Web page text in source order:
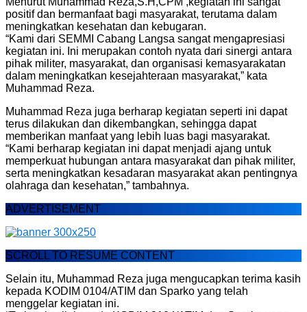
positif dan bermanfaat bagi masyarakat, terutama dalam
meningkatkan kesehatan dan kebugaran.
“Kami dari SEMMI Cabang Langsa sangat mengapresiasi
kegiatan ini. Ini merupakan contoh nyata dari sinergi antara
pihak militer, masyarakat, dan organisasi kemasyarakatan
dalam meningkatkan kesejahteraan masyarakat,” kata
Muhammad Reza.
Muhammad Reza juga berharap kegiatan seperti ini dapat
terus dilakukan dan dikembangkan, sehingga dapat
memberikan manfaat yang lebih luas bagi masyarakat.
“Kami berharap kegiatan ini dapat menjadi ajang untuk
memperkuat hubungan antara masyarakat dan pihak militer,
serta meningkatkan kesadaran masyarakat akan pentingnya
olahraga dan kesehatan,” tambahnya.
ADVERTISEMENT
SCROLL TO RESUME CONTENT
Selain itu, Muhammad Reza juga mengucapkan terima kasih
kepada KODIM 0104/ATIM dan Sparko yang telah
menggelar kegiatan ini.